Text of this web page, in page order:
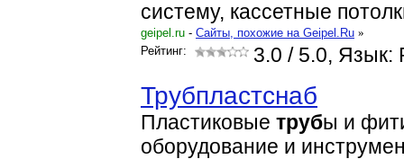
систему, кассетные
geipel.ru - Cайты, похожие на Geipel.Ru »
Рейтинг:
3.0 / 5.0, Язык:
Трубпластснаб
Пластиковые трубы и
оборудование и